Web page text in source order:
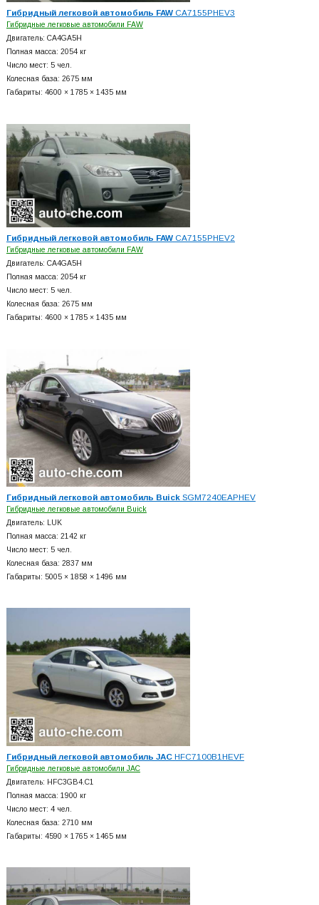
Гибридный легковой автомобиль FAWCA7155PHEV3
Гибридные легковые автомобили FAW
Двигатель: CA4GA5H
Полная масса: 2054 кг
Число мест: 5 чел.
Колесная база: 2675 мм
Габариты: 4600 × 1785 × 1435 мм
Гибридный легковой автомобиль FAWCA7155PHEV2
Гибридные легковые автомобили FAW
Двигатель: CA4GA5H
Полная масса: 2054 кг
Число мест: 5 чел.
Колесная база: 2675 мм
Габариты: 4600 × 1785 × 1435 мм
Гибридный легковой автомобиль BuickSGM7240EAPHEV
Гибридные легковые автомобили Buick
Двигатель: LUK
Полная масса: 2142 кг
Число мест: 5 чел.
Колесная база: 2837 мм
Габариты: 5005 × 1858 × 1496 мм
Гибридный легковой автомобиль JACHFC7100B1HEVF
Гибридные легковые автомобили JAC
Двигатель: HFC3GB4.C1
Полная масса: 1900 кг
Число мест: 4 чел.
Колесная база: 2710 мм
Габариты: 4590 × 1765 × 1465 мм